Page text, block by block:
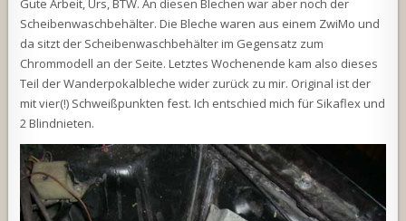
Gute Arbeit, Urs, BTW. An diesen Blechen war aber noch der
Scheibenwaschbehälter. Die Bleche waren aus einem ZwiMo und
da sitzt der Scheibenwaschbehälter im Gegensatz zum
Chrommodell an der Seite. Letztes Wochenende kam also dieses
Teil der Wanderpokalbleche wider zurück zu mir. Original ist der
mit vier(!) Schweißpunkten fest. Ich entschied mich für Sikaflex und
2 Blindnieten.